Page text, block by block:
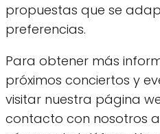
propuestas que se
preferencias.
Para obtener más
próximos conciertos y
visitar nuestra página
contacto con nosotros